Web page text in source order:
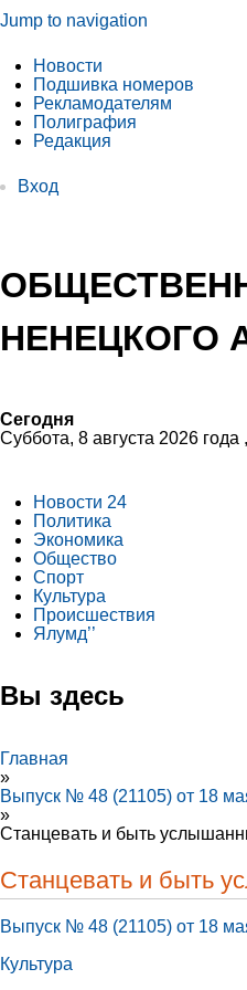
Jump to navigation
Новости
Подшивка номеров
Рекламодателям
Полиграфия
Редакция
Вход
НЕНЕЦКОГО
Сегодня
Суббота, 8 августа 2026 года
Новости 24
Политика
Экономика
Общество
Спорт
Культура
Происшествия
Ялумд’’
Вы здесь
Главная
»
Выпуск № 48 (21105) от 18
»
Станцевать и быть
Станцевать и быть
Выпуск № 48 (21105) от 18
Культура